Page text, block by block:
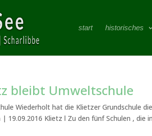
start historisches
bleibt Umweltschule
Wiederholt hat die Klietzer Grundschule
19.09.2016 Klietz l Zu den fünf Schulen , die